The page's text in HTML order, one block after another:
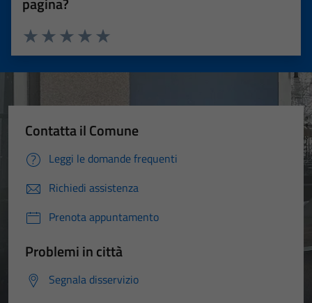
Valuta 5 stelle su 5
Valuta 4 stelle su 5
Valuta 3 stelle su 5
Valuta 2 stelle su 5
Valuta 1 stelle su 5
Contatta il Comune
Leggi le domande frequenti
Richiedi assistenza
Prenota appuntamento
Problemi in città
Segnala disservizio